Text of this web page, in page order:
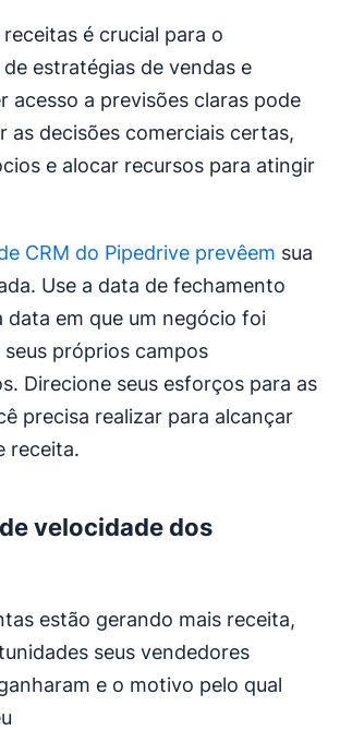
é crucial para o
estratégias de vendas e
acesso a previsões claras pode
as decisões comerciais certas,
e alocar recursos para atingir
CRM do Pipedrive prevêem sua
Use a data de fechamento
data em que um negócio foi
próprios campos
Direcione seus esforços para as
precisa realizar para alcançar
receita.
velocidade dos
estão gerando mais receita,
seus vendedores
e o motivo pelo qual